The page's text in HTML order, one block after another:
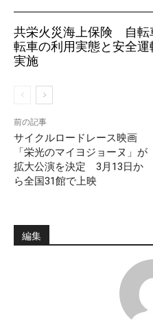
共栄火災海上保険 自転
転車の利用実態と安全
実施
前の記事
サイクルロードレース映画
「栄光のマイヨジョーヌ」が
拡大公演を決定 3月13日か
ら全国31館で上映
編集